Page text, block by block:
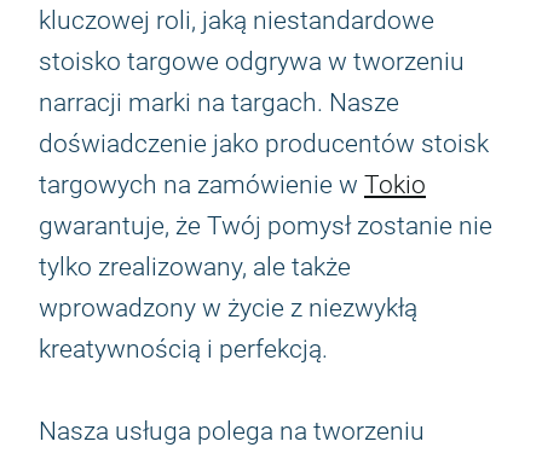
kluczowej roli, jaką niestandardowe
stoisko targowe odgrywa w tworzeniu
narracji marki na targach. Nasze
doświadczenie jako producentów stoisk
targowych na zamówienie w Tokio
gwarantuje, że Twój pomysł zostanie nie
tylko zrealizowany, ale także
wprowadzony w życie z niezwykłą
kreatywnością i perfekcją.
Nasza usługa polega na tworzeniu